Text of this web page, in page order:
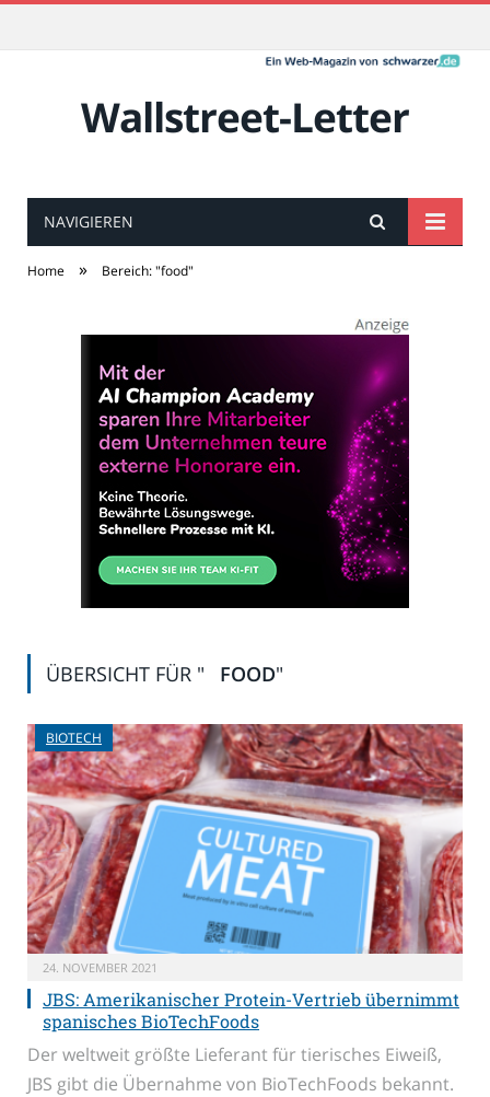
Wallstreet-Letter
NAVIGIEREN
Home » Bereich: "food"
ÜBERSICHT FÜR " FOOD"
BIOTECH
24. NOVEMBER 2021
JBS: Amerikanischer Protein-Vertrieb übernimmt
spanisches BioTechFoods
Der weltweit größte Lieferant für tierisches Eiweiß,
JBS gibt die Übernahme von BioTechFoods bekannt.